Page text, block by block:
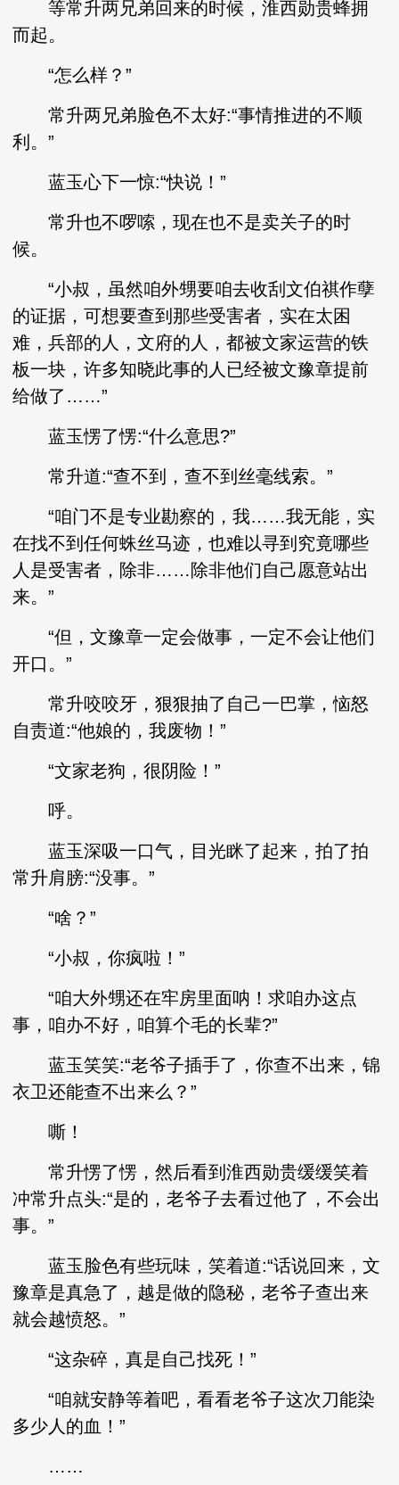
等常升两兄弟回来的时候，淮西勋贵蜂拥
而起。
“怎么样？”
常升两兄弟脸色不太好:“事情推进的不顺
利。”
蓝玉心下一惊:“快说！”
常升也不啰嗦，现在也不是卖关子的时
候。
“小叔，虽然咱外甥要咱去收刮文伯祺作孽
的证据，可想要查到那些受害者，实在太困
难，兵部的人，文府的人，都被文家运营的铁
板一块，许多知晓此事的人已经被文豫章提前
给做了……”
蓝玉愣了愣:“什么意思?”
常升道:“查不到，查不到丝毫线索。”
“咱门不是专业勘察的，我……我无能，实
在找不到任何蛛丝马迹，也难以寻到究竟哪些
人是受害者，除非……除非他们自己愿意站出
来。”
“但，文豫章一定会做事，一定不会让他们
开口。”
常升咬咬牙，狠狠抽了自己一巴掌，恼怒
自责道:“他娘的，我废物！”
“文家老狗，很阴险！”
呼。
蓝玉深吸一口气，目光眯了起来，拍了拍
常升肩膀:“没事。”
“啥？”
“小叔，你疯啦！”
“咱大外甥还在牢房里面呐！求咱办这点
事，咱办不好，咱算个毛的长辈?”
蓝玉笑笑:“老爷子插手了，你查不出来，锦
衣卫还能查不出来么？”
嘶！
常升愣了愣，然后看到淮西勋贵缓缓笑着
冲常升点头:“是的，老爷子去看过他了，不会出
事。”
蓝玉脸色有些玩味，笑着道:“话说回来，文
豫章是真急了，越是做的隐秘，老爷子查出来
就会越愤怒。”
“这杂碎，真是自己找死！”
“咱就安静等着吧，看看老爷子这次刀能染
多少人的血！”
……